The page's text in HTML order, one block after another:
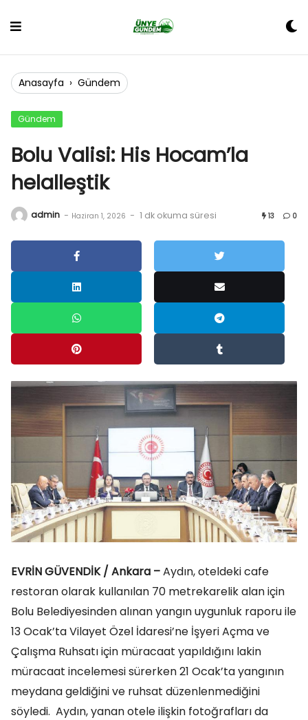
Anasayfa › Gündem
Gündem
Bolu Valisi: His Hocam’la
helalleştik
admin - Haziran 1, 2026 - 1 dk okuma süresi 13 0
EVRİN GÜVENDİK / Ankara –Aydın, oteldeki cafe
restoran olarak kullanılan 70 metrekarelik alan için
Bolu Belediyesinden alınan yangın uygunluk raporu ile
13 Ocak’ta Vilayet Özel İdaresi’ne İşyeri Açma ve
Çalışma Ruhsatı için müracaat yapıldığını lakin
müracaat incelemesi sürerken 21 Ocak’ta yangının
meydana geldiğini ve ruhsat düzenlenmediğini
söyledi. Aydın, yanan otele ilişkin fotoğrafları da